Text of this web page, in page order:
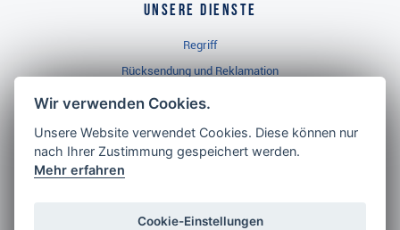
Unsere Dienste
Regriff
Rücksendung und Reklamation
Widerrufsbelehrung
Golf Brothers.de
Neuheiten
Wir verwenden Cookies.
Unsere Website verwendet Cookies. Diese können nur
nach Ihrer Zustimmung gespeichert werden.
Mehr erfahren
Cookie-Einstellungen